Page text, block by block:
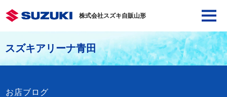
株式会社スズキ自販山形
スズキアリーナ青田
お店ブログ